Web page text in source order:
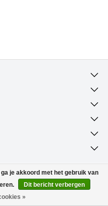
BV Powered byLightspeed
byInStijl Media
je akkoord met het gebruik van
Dit bericht verbergen
»